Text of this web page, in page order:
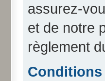
assurez-
et de notre
règlement
Conditions